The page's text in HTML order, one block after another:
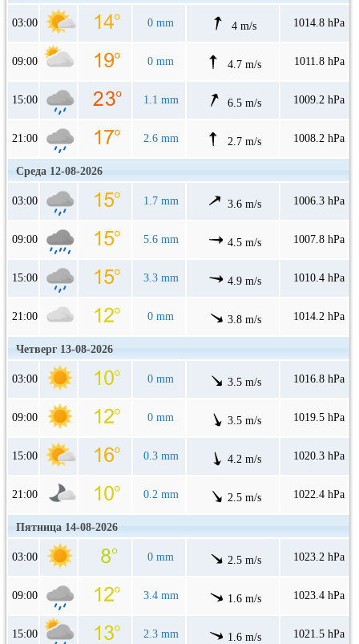
03:00 0 mm 4 m/s 1014.8 hPa
09:00 0 mm 4.7 m/s 1011.8 hPa
15:00 1.1 mm 6.5 m/s 1009.2 hPa
21:00 2.6 mm 2.7 m/s 1008.2 hPa
Среда 12-08-2026
03:00 1.7 mm 3.6 m/s 1006.3 hPa
09:00 5.6 mm 4.5 m/s 1007.8 hPa
15:00 3.3 mm 4.9 m/s 1010.4 hPa
21:00 0 mm 3.8 m/s 1014.2 hPa
Четверг 13-08-2026
03:00 0 mm 3.5 m/s 1016.8 hPa
09:00 0 mm 3.5 m/s 1019.5 hPa
15:00 0.3 mm 4.2 m/s 1020.3 hPa
21:00 0.2 mm 2.5 m/s 1022.4 hPa
Пятница 14-08-2026
03:00 0 mm 2.5 m/s 1023.2 hPa
09:00 3.4 mm 1.6 m/s 1023.4 hPa
15:00 2.3 mm 1.6 m/s 1021.5 hPa